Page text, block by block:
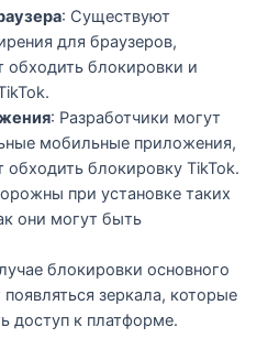
: Существуют
для браузеров,
обходить блокировки и
: Разработчики могут
мобильные приложения,
обходить блокировку TikTok.
при установке таких
они могут быть
блокировки основного
зеркала, которые
доступ к платформе.